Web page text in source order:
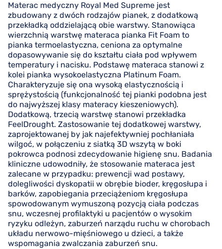
Materac medyczny Royal Med Supreme jest
zbudowany z dwóch rodzajów pianek, z dodatkową
przekładką oddzielającą obie warstwy. Stanowiąca
wierzchnią warstwę materaca pianka Fit Foam to
pianka termoelastyczna, ceniona za optymalne
dopasowywanie się do kształtu ciała pod wpływem
temperatury i nacisku. Podstawę materaca stanowi z
kolei pianka wysokoelastyczna Platinum Foam.
Charakteryzuje się ona wysoką elastycznością i
sprężystością (funkcjonalność tej pianki podobna jest
do najwyższej klasy materacy kieszeniowych).
Dodatkową, trzecią warstwę stanowi przekładka
FeelDrought. Zastosowanie tej dodatkowej warstwy,
zaprojektowanej by jak najefektywniej pochłaniała
wilgoć, w połączeniu z siatką 3D wszytą w boki
pokrowca podnosi zdecydowanie higienę snu. Badania
kliniczne udowodniły, że stosowanie materaca jest
zalecane w przypadku: prewencji wad postawy,
dolegliwości dyskopatii w obrębie bioder, kręgosłupa i
barków, zapobiegania przeciążeniom kręgosłupa
spowodowanym wymuszoną pozycją ciała podczas
snu, wczesnej profilaktyki u pacjentów o wysokim
ryzyku odleżyn, zaburzeń narządu ruchu w chorobach
układu nerwowo-mięśniowego u dzieci, a także
wspomagania zwalczania zaburzeń snu.